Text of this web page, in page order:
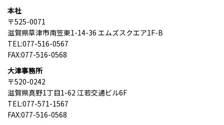
本社
〒525-0071
滋賀県草津市南笠東1-14-36 エムズスクエア1F-B
TEL:077-516-0567
FAX:077-516-0568
大津事務所
〒520-0242
滋賀県真野1丁目1-62 江若交通ビル6F
TEL:077-571-1567
FAX:077-516-0568